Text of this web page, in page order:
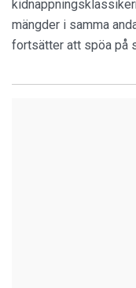
mängder i samma
fortsätter att spöa på